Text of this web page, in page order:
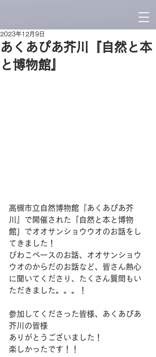
あくあぴあ芥川『自然と本
と博物館』
2023年12月9日
高槻市立自然博物館『あくあぴあ芥
川』で開催された「自然と本と博物
館」でオオサンショウウオのお話をし
てきました！
びわこベースのお話、オオサンショウ
ウオのからだのお話など、皆さん熱心
に聞いてくださり、たくさん質問もい
ただきました。。。！
参加してくださった皆様、あくあぴあ
芥川の皆様
ありがとうございました！
楽しかったです！！